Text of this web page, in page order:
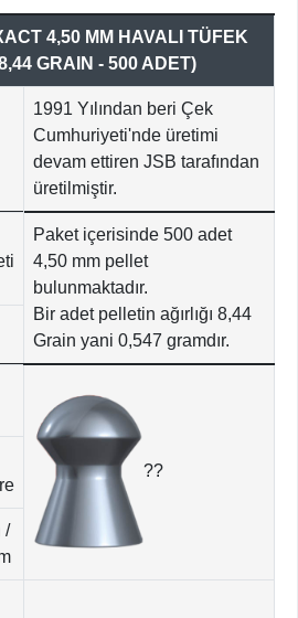
4,50 MM HAVALI TÜFEK
GRAIN - 500 ADET)
1991 Yılından beri Çek
Cumhuriyeti'nde üretimi
devam ettiren JSB tarafından
üretilmiştir.
Paket içerisinde 500 adet
4,50 mm pellet
bulunmaktadır.
Bir adet pelletin ağırlığı 8,44
Grain yani 0,547 gramdır.
??
/